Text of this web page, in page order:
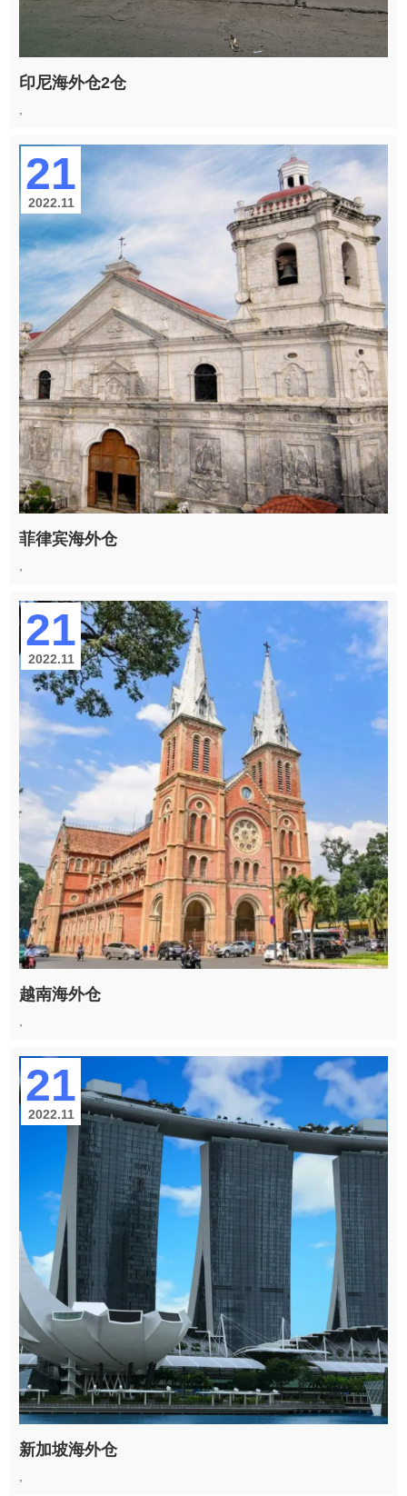
印尼海外仓2仓
21
2022.11
菲律宾海外仓
21
2022.11
越南海外仓
,
21
2022.11
新加坡海外仓
,